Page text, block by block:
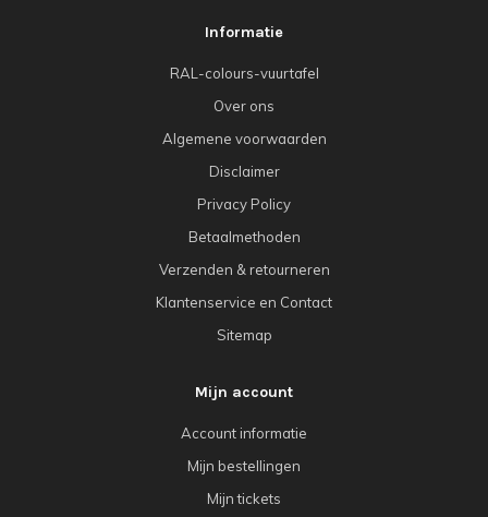
Informatie
RAL-colours-vuurtafel
Over ons
Algemene voorwaarden
Disclaimer
Privacy Policy
Betaalmethoden
Verzenden & retourneren
Klantenservice en Contact
Sitemap
Mijn account
Account informatie
Mijn bestellingen
Mijn tickets